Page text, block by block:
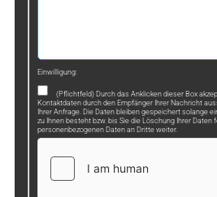
Einwilligung:
(Pflichtfeld) Durch das Anklicken dieser Box
Kontaktdaten durch den Empfänger Ihrer Nachricht
Ihrer Anfrage. Die Daten bleiben gespeichert solange
zu Ihnen besteht bzw. bis Sie die Löschung Ihrer Daten
personenbezogenen Daten an Dritte weiter.